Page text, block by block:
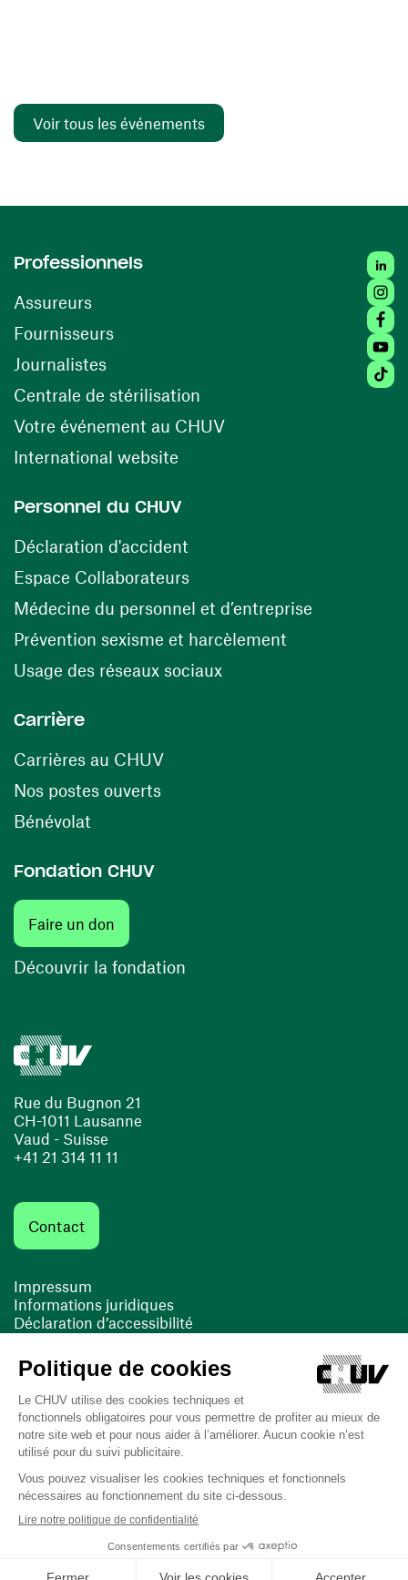
Voir tous les événements
Rue du Bugnon 21
CH-1011 Lausanne
Vaud - Suisse
+41 21 314 11 11
Contact
Impressum
Informations juridiques
Déclaration d’accessibilité
Cookies
(ouvre une nouvelle fenêtre)
(ouvre une nouvelle fenêtre)
Dernière mise à jour le 13/08/2025 à 10:19
Professionnels
Assureurs
Fournisseurs(ouvre une nouvelle fenêtre)
Journalistes
Centrale de stérilisation (ouvre une nouvelle
Votre événement au CHUV(ouvre une nouvelle
International website
Personnel du CHUV
Déclaration d'accident
Espace Collaborateurs(ouvre une nouvelle fenêtre)
Médecine du personnel et d’entreprise
Prévention sexisme et harcèlement
Usage des réseaux sociaux(ouvre une nouvelle
Carrière
Carrières au CHUV(ouvre une nouvelle fenêtre)
Nos postes ouverts(ouvre une nouvelle fenêtre)
Bénévolat
Fondation CHUV
Faire un don
Découvrir la fondation